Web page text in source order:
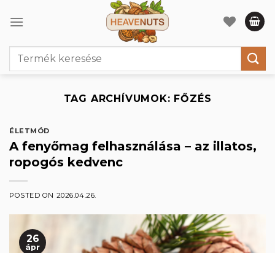
Keresés
TAG ARCHÍVUMOK: FŐZÉS
ÉLETMÓD
A fenyőmag felhasználása – az illatos,
ropogós kedvenc
POSTED ON 2026.04.26.
26
ápr